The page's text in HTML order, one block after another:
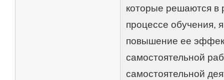
которые решаются в
процессе обучения,
повышение ее
самостоятельной
самостоятельной